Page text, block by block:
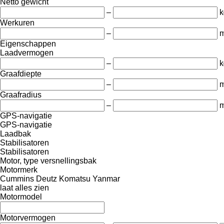
–
Werkuren
–
Eigenschappen
Laadvermogen
–
Graafdiepte
–
Graafradius
–
GPS-navigatie
GPS-navigatie
Laadbak
Stabilisatoren
Stabilisatoren
Motor, type versnellingsbak
Motormerk
Cummins Deutz Komatsu Yanmar
laat alles zien
Motormodel
Motorvermogen